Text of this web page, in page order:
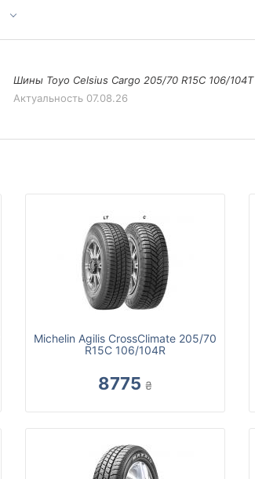
Шины Toyo Celsius Cargo 205/70 R15C 106/104T
Актуальность 07.08.26
Michelin Agilis CrossClimate 205/70
R15C 106/104R
8775 ₴